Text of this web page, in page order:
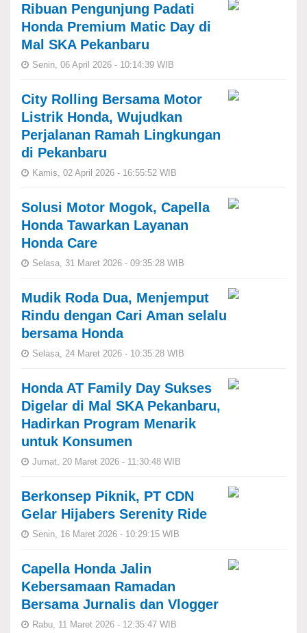
Ribuan Pengunjung Padati
Honda Premium Matic Day di
Mal SKA Pekanbaru
Senin, 06 April 2026 - 10:14:39 WIB
City Rolling Bersama Motor
Listrik Honda, Wujudkan
Perjalanan Ramah Lingkungan
di Pekanbaru
Kamis, 02 April 2026 - 16:55:52 WIB
Solusi Motor Mogok, Capella
Honda Tawarkan Layanan
Honda Care
Selasa, 31 Maret 2026 - 09:35:28 WIB
Mudik Roda Dua, Menjemput
Rindu dengan Cari Aman selalu
bersama Honda
Selasa, 24 Maret 2026 - 10:35:28 WIB
Honda AT Family Day Sukses
Digelar di Mal SKA Pekanbaru,
Hadirkan Program Menarik
untuk Konsumen
Jumat, 20 Maret 2026 - 11:30:48 WIB
Berkonsep Piknik, PT CDN
Gelar Hijabers Serenity Ride
Senin, 16 Maret 2026 - 10:29:15 WIB
Capella Honda Jalin
Kebersamaan Ramadan
Bersama Jurnalis dan Vlogger
Rabu, 11 Maret 2026 - 12:35:47 WIB